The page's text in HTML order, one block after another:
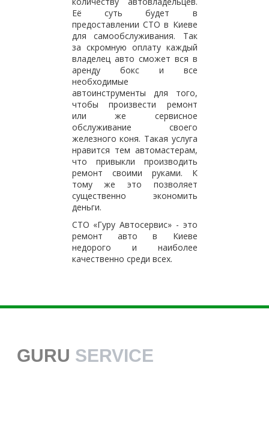
Её суть будет в
предоставлении СТО в Киеве
для самообслуживания. Так
за скромную оплату каждый
владелец авто сможет вся в
аренду бокс и все
необходимые
автоинструменты для того,
чтобы произвести ремонт
или же сервисное
обслуживание своего
железного коня. Такая услуга
нравится тем автомастерам,
что привыкли производить
ремонт своими руками. К
тому же это позволяет
существенно экономить
деньги.
СТО «Гуру Автосервис» - это
ремонт авто в Киеве
недорого и наиболее
качественно среди всех.
GURU SERVICE